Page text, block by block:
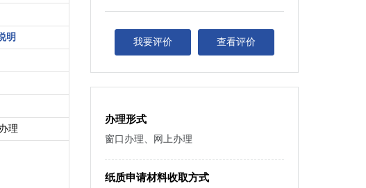
明
理
我要评价 查看评价
办理形式
窗口办理、网上办理
纸质申请材料收取方式